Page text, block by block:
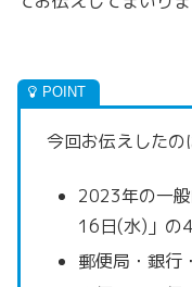
今回お伝えしたの
2023年の一
16日(水)」の
郵便局・銀行